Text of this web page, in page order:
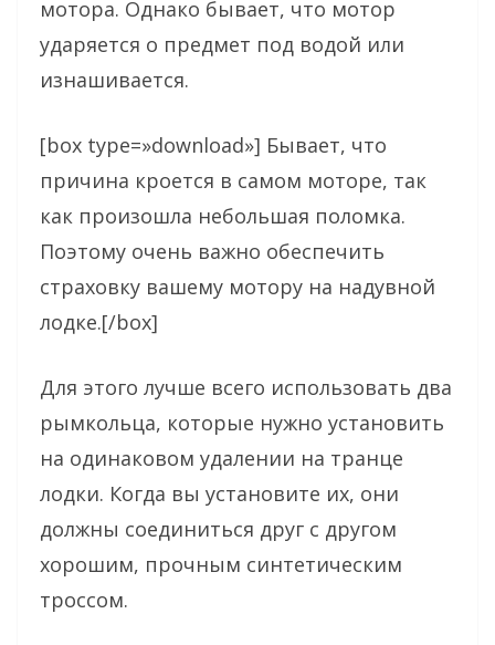
мотора. Однако бывает, что мотор
ударяется о предмет под водой или
изнашивается.
[box type=»download»] Бывает, что
причина кроется в самом моторе, так
как произошла небольшая поломка.
Поэтому очень важно обеспечить
страховку вашему мотору на надувной
лодке.[/box]
Для этого лучше всего использовать два
рымкольца, которые нужно установить
на одинаковом удалении на транце
лодки. Когда вы установите их, они
должны соединиться друг с другом
хорошим, прочным синтетическим
троссом.